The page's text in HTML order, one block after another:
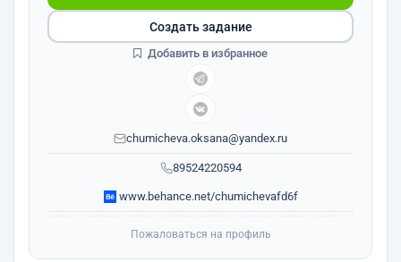
89524220594
chumicheva.oksana@yandex.ru
www.behance.net/chumichevafd6f
Создать задание
Добавить в избранное
Пожаловаться на профиль